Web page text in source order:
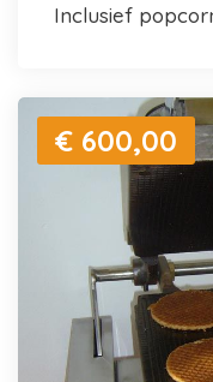
inclusief
€ 600,00